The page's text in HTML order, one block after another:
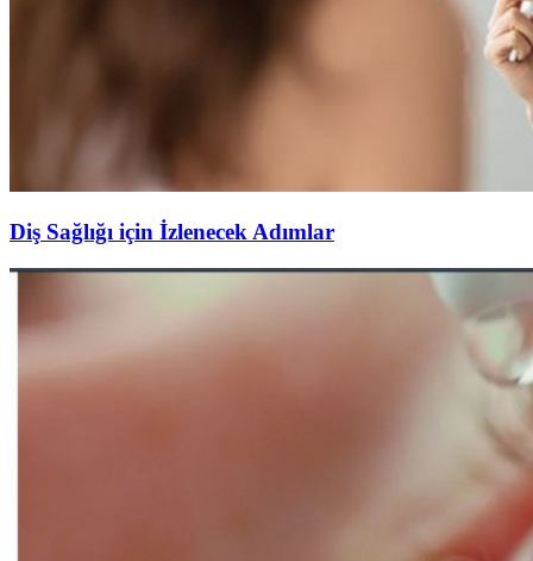
Diş Sağlığı için İzlenecek Adımlar